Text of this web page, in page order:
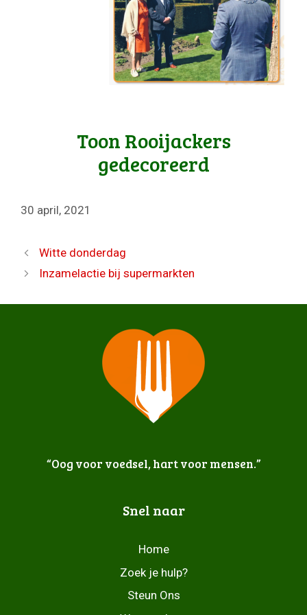
Toon Rooijackers
gedecoreerd
30 april, 2021
Witte donderdag
Inzamelactie bij supermarkten
“Oog voor voedsel, hart voor mensen.”
Snel naar
Home
Zoek je hulp?
Steun Ons